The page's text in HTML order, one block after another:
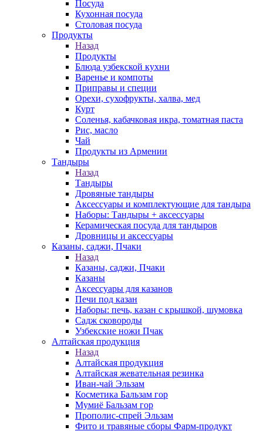
Посуда
Кухонная посуда
Столовая посуда
Продукты
Назад
Продукты
Блюда узбекской кухни
Варенье и компоты
Приправы и специи
Орехи, сухофрукты, халва, мед
Курт
Соленья, кабачковая икра, томатная паста
Рис, масло
Чай
Продукты из Армении
Тандыры
Назад
Тандыры
Дровяные тандыры
Аксессуары и комплектующие для тандыра
Наборы: Тандыры + аксессуары
Керамическая посуда для тандыров
Дровницы и аксессуары
Казаны, саджи, Пчаки
Назад
Казаны, саджи, Пчаки
Казаны
Аксессуары для казанов
Печи под казан
Наборы: печь, казан с крышкой, шумовка
Садж сковороды
Узбекские ножи Пчак
Алтайская продукция
Назад
Алтайская продукция
Алтайская жевательная резинка
Иван-чай Эльзам
Косметика Бальзам гор
Мумиё Бальзам гор
Прополис-спрей Эльзам
Фито и травяные сборы Фарм-продукт